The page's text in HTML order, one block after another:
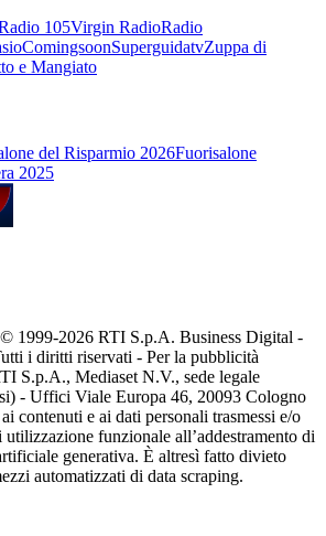
105Virgin RadioRadio
ComingsoonSuperguidatvZuppa di
e Mangiato
del Risparmio 2026Fuorisalone
2025
1999-2026 RTI S.p.A. Business Digital -
i diritti riservati - Per la pubblicità
S.p.A., Mediaset N.V., sede legale
- Uffici Viale Europa 46, 20093 Cologno
contenuti e ai dati personali trasmessi e/o
funzionale all’addestramento di
generativa. È altresì fatto divieto
automatizzati di data scraping.